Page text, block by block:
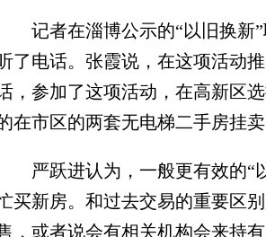
记者在淄博公示的“以旧换新”
了电话。张霞说，在这项活动
，参加了这项活动，在高新区
在市区的两套无电梯二手房挂卖
严跃进认为，一般更有效的“
买新房。和过去交易的重要区
，或者说会有相关机构会来持